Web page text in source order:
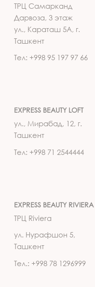
ТРЦ Самарканд
Дарвоза, 3 этаж
ул., Караташ 5А, г.
Ташкент
Тел: +998 95 197 97 66
EXPRESS BEAUTY LOFT
ул., Мирабад, 12, г.
Ташкент
Тел: +998 71 2544444
EXPRESS BEAUTY RIVIERA
ТРЦ Riviera
ул. Нурафшон 5,
Ташкент
Тел.: +998 78 1296999